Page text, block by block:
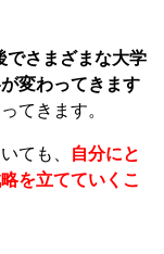
でさまざまな大学
変わってきます
てきます。
ても、
自分にと
を立てていくこ